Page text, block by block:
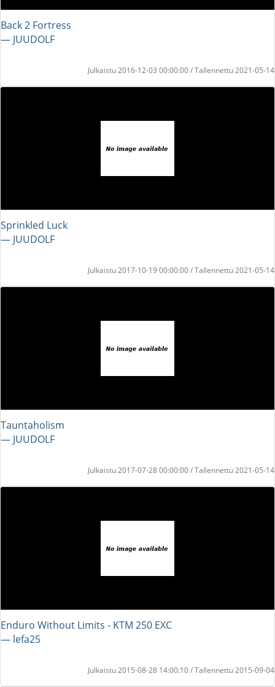
Back 2 Fortress
― JUUDOLF
Julkaistu 2016-12-03 00:00:00 / Tallennettu 2021-05-14
Sprinkled Luck
― JUUDOLF
Julkaistu 2017-10-19 00:00:00 / Tallennettu 2021-05-14
Tauntaholism
― JUUDOLF
Julkaistu 2017-07-28 00:00:00 / Tallennettu 2021-05-14
Enduro Without Limits - KTM 250 EXC
― lefa25
Julkaistu 2015-08-28 14:00:10 / Tallennettu 2015-09-04